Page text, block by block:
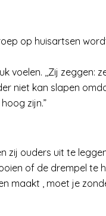
op huisartsen
voelen. ,,Zij zeggen:
niet kan slapen
zijn.”
zij ouders uit te
of de drempel te
maakt , moet je